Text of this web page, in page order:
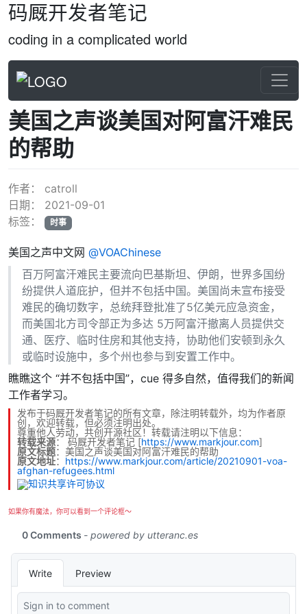
码厩开发者笔记
coding in a complicated world
美国之声谈美国对阿富汗难民
的帮助
作者： catroll
日期： 2021-09-01
标签：
时事
美国之声中文网 @VOAChinese
百万阿富汗难民主要流向巴基斯坦、伊朗，世界多国纷
纷提供人道庇护，但并不包括中国。美国尚未宣布接受
难民的确切数字，总统拜登批准了5亿美元应急资金，
而美国北方司令部正为多达 5万阿富汗撤离人员提供交
通、医疗、临时住房和其他支持，协助他们安顿到永久
或临时设施中，多个州也参与到安置工作中。
瞧瞧这个 “并不包括中国”，cue 得多自然，值得我们的新闻
工作者学习。
发布于码厩开发者笔记的所有文章，除注明转载外，均为作者原
创，欢迎转载，但必须注明出处。
尊重他人劳动，共创开源社区！转载请注明以下信息：
转载来源： 码厩开发者笔记 [https://www.markjour.com]
原文标题：美国之声谈美国对阿富汗难民的帮助
原文地址： https://www.markjour.com/article/20210901-voa-
afghan-refugees.html
如果你有魔法，你可以看到一个评论框～